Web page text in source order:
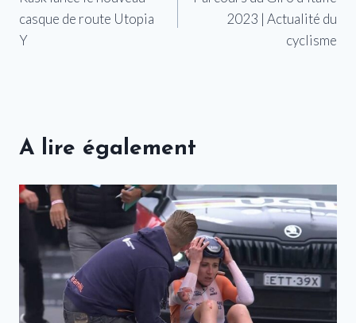
de
l’article
casque de route Utopia
Y
2023 | Actualité du
cyclisme
A lire également